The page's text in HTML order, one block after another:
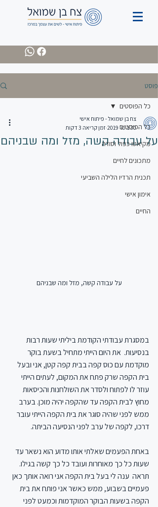
פוסט
כל הפוסטים
מקיאטו כפול וסודה
מתכונים לחיים
תכנית הרדיו הלילה השביעי
אימון אישי
החיים
כל הפוסטים
על עבודה קשה, מזל ומה שבניהם
צח בן שמואל - פיתוח אישי
30 בינו׳ 2019
זמן קריאה 3 דקות
על עבודה קשה, מזל ומה שבניהם
במסגרת עבודתי הקודמת ביליתי שעות רבות
בנסיעות.  את היום הייתי מתחיל בשעת בוקר
מוקדמת עם כוס קפה בבית קפה קטן, אני ובעל
בית הקפה שרק פתח את המקום, לעתים הייתי
עוזר לו לפתוח ולסדר את השולחנות והכיסאות
מחוץ לבית הקפה עד שהקפה יהיה מוכן. בערב
ממש לפני שהיה סוגר את בית הקפה הייתי עובר
דרכו, לקפה של ערב לפני הנסיעה הביתה.
באחת הפעמים שאלתי אותו מדוע הוא נשאר עד
שעות כל כך מאוחרות ועובד כל כך קשה בגילו.
תראה  ענה לי בעל בית הקפה אני רואה אותך כאן
פעמיים בשבוע, ממש כאשר אני פותח את בית
הקפה בשעות הבוקר המוקדמות וכמעט לפני